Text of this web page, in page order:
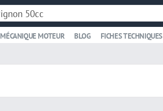
MÉCANIQUE MOTEUR BLOG FICHES TECHNIQUES